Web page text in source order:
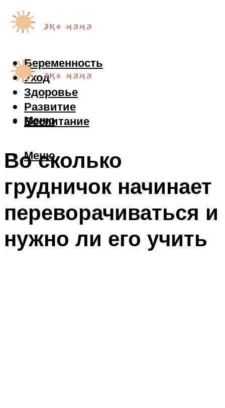
Беременность
Уход
Здоровье
Развитие
Воспитание
Меню
Меню
Во сколько
грудничок начинает
переворачиваться и
нужно ли его учить